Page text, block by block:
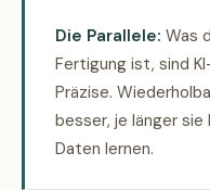
Die Parallele: Was
Fertigung ist, sind
Präzise.
besser, je länger sie
Daten lernen.